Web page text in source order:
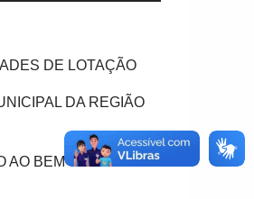
DE LOTAÇÃO
DA REGIÃO
AO BEM-ESTAR DE